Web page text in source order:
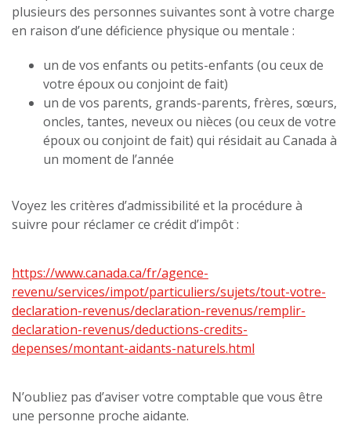
plusieurs des personnes suivantes sont à votre charge
en raison d’une déficience physique ou mentale :
un de vos enfants ou petits-enfants (ou ceux de
votre époux ou conjoint de fait)
un de vos parents, grands-parents, frères, sœurs,
oncles, tantes, neveux ou nièces (ou ceux de votre
époux ou conjoint de fait) qui résidait au Canada à
un moment de l’année
Voyez les critères d’admissibilité et la procédure à
suivre pour réclamer ce crédit d’impôt :
https://www.canada.ca/fr/agence-
revenu/services/impot/particuliers/sujets/tout-votre-
declaration-revenus/declaration-revenus/remplir-
declaration-revenus/deductions-credits-
depenses/montant-aidants-naturels.html
N’oubliez pas d’aviser votre comptable que vous être
une personne proche aidante.